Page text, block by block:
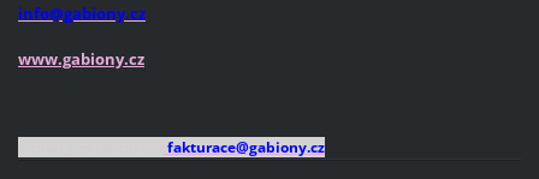
info@gabiony.cz
www.gabiony.cz
fakturace@gabiony.cz